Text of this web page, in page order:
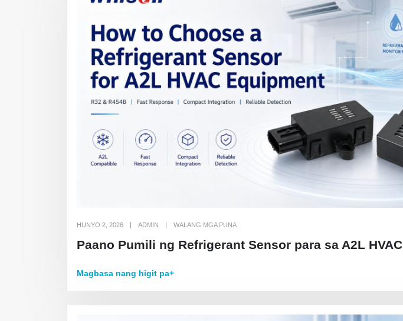
HUNYO 2, 2026 ADMIN WALANG MGA PUNA
Paano Pumili ng Refrigerant Sensor para sa A2L
Magbasa nang higit pa+